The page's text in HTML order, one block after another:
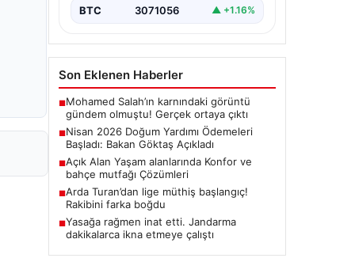
BTC 3071056 ▲ +1.16%
Son Eklenen Haberler
■Mohamed Salah’ın karnındaki görüntü
gündem olmuştu! Gerçek ortaya çıktı
■Nisan 2026 Doğum Yardımı Ödemeleri
Başladı: Bakan Göktaş Açıkladı
■Açık Alan Yaşam alanlarında Konfor ve
bahçe mutfağı Çözümleri
■Arda Turan’dan lige müthiş başlangıç!
Rakibini farka boğdu
■Yasağa rağmen inat etti. Jandarma
dakikalarca ikna etmeye çalıştı